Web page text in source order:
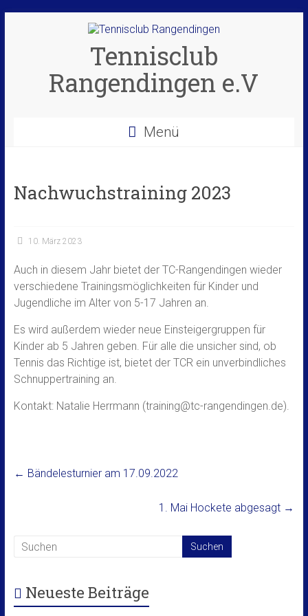
Tennisclub
Rangendingen e.V
Menü
Nachwuchstraining 2023
10. März 2023
Auch in diesem Jahr bietet der TC-Rangendingen wieder
verschiedene Trainingsmöglichkeiten für Kinder und
Jugendliche im Alter von 5-17 Jahren an.
Es wird außerdem wieder neue Einsteigergruppen für
Kinder ab 5 Jahren geben. Für alle die unsicher sind, ob
Tennis das Richtige ist, bietet der TCR ein unverbindliches
Schnuppertraining an.
Kontakt: Natalie Herrmann (training@tc-rangendingen.de).
← Bändelesturnier am 17.09.2022
1. Mai Hockete abgesagt →
Neueste Beiträge